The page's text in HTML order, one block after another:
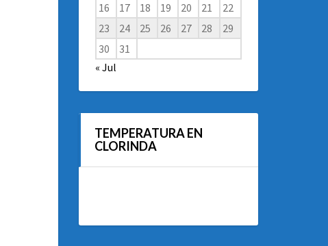
16
17 18 19 20 21
22
23
24 25 26 27 28
29
30
31
« Jul
TEMPERATURA EN
CLORINDA